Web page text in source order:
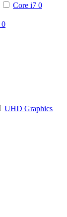
Core i7 0
0
UHD Graphics